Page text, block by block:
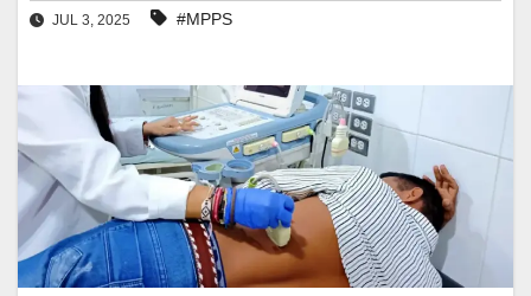
JUL 3, 2025 #MPPS